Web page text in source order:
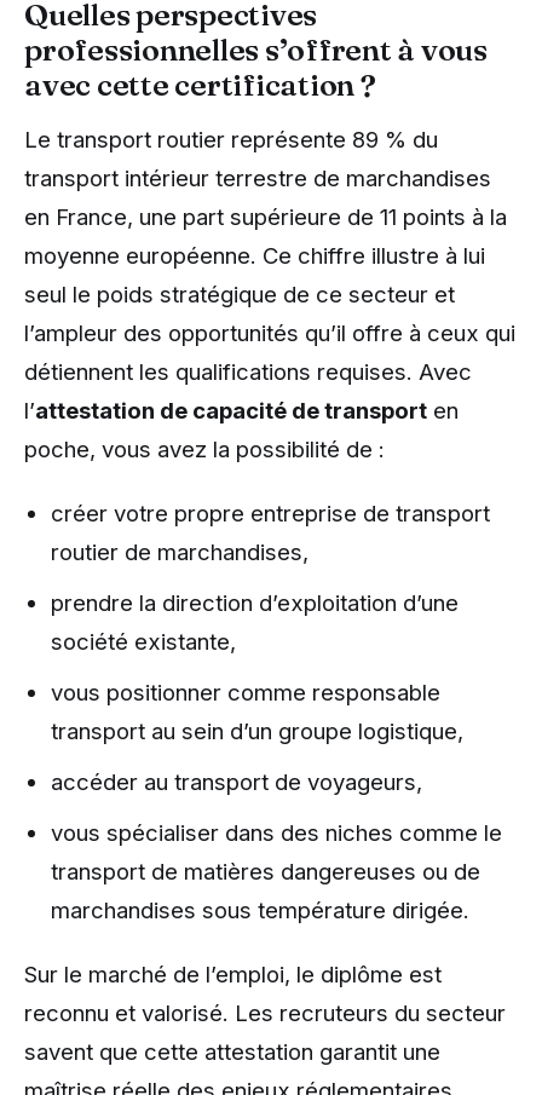
Quelles perspectives
professionnelles s’offrent à vous
avec cette certification ?
Le transport routier représente 89 % du
transport intérieur terrestre de marchandises
en France, une part supérieure de 11 points à la
moyenne européenne. Ce chiffre illustre à lui
seul le poids stratégique de ce secteur et
l’ampleur des opportunités qu’il offre à ceux qui
détiennent les qualifications requises. Avec
l’attestation de capacité de transport en
poche, vous avez la possibilité de :
créer votre propre entreprise de transport
routier de marchandises,
prendre la direction d’exploitation d’une
société existante,
vous positionner comme responsable
transport au sein d’un groupe logistique,
accéder au transport de voyageurs,
vous spécialiser dans des niches comme le
transport de matières dangereuses ou de
marchandises sous température dirigée.
Sur le marché de l’emploi, le diplôme est
reconnu et valorisé. Les recruteurs du secteur
savent que cette attestation garantit une